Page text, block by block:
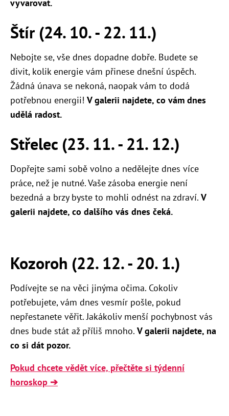
vyvarovat.
Štír (24. 10. - 22. 11.)
Nebojte se, vše dnes dopadne dobře. Budete se
divit, kolik energie vám přinese dnešní úspěch.
Žádná únava se nekoná, naopak vám to dodá
potřebnou energii! V galerii najdete, co vám dnes
udělá radost.
Střelec (23. 11. - 21. 12.)
Dopřejte sami sobě volno a nedělejte dnes více
práce, než je nutné. Vaše zásoba energie není
bezedná a brzy byste to mohli odnést na zdraví. V
galerii najdete, co dalšího vás dnes čeká.
Kozoroh (22. 12. - 20. 1.)
Podívejte se na věci jinýma očima. Cokoliv
potřebujete, vám dnes vesmír pošle, pokud
nepřestanete věřit. Jakákoliv menší pochybnost vás
dnes bude stát až příliš mnoho. V galerii najdete, na
co si dát pozor.
Pokud chcete vědět více, přečtěte si týdenní
horoskop ➔